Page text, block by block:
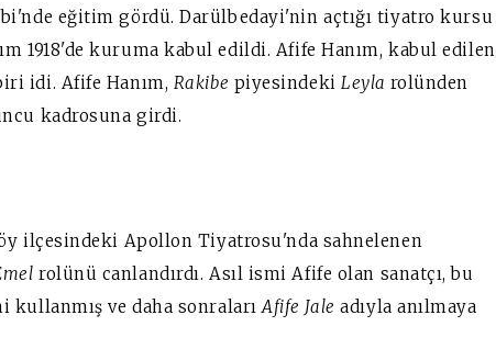
eğitim gördü. Darülbedayi'nin açtığı tiyatro kursu
1918'de kuruma kabul edildi. Afife Hanım, kabul edilen
idi. Afife Hanım, Rakibe piyesindekiLeyla rolünden
kadrosuna girdi.
ilçesindeki Apollon Tiyatrosu'nda sahnelenen
rolünü canlandırdı. Asıl ismi Afife olan sanatçı, bu
kullanmış ve daha sonralarıAfife Jale adıyla anılmaya